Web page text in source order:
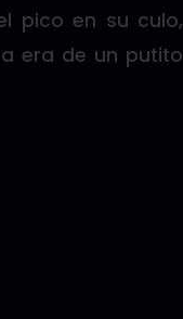
pico en su culo,
era de un putito